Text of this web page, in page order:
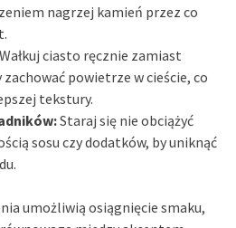
nagrzej kamień przez co
Wałkuj ciasto ręcznie zamiast
zachować powietrze w cieście, co
tekstury.
Staraj się nie obciążyć
sosu czy dodatków, by uniknąć
umożliwią osiągnięcie smaku,